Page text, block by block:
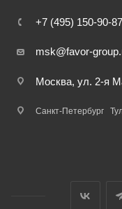
+7 (495) 150-90-87
msk@favor-
Москва, ул. 2-я
Санкт-Петербург